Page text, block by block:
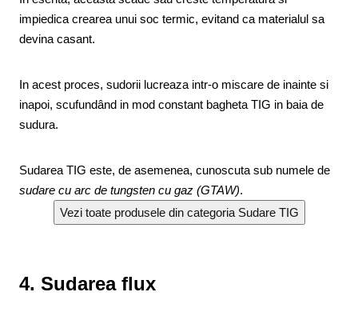
impiedica crearea unui soc termic, evitand ca materialul sa
devina casant.
In acest proces, sudorii lucreaza intr-o miscare de inainte si
inapoi, scufundând in mod constant bagheta TIG in baia de
sudura.
Sudarea TIG este, de asemenea, cunoscuta sub numele de
sudare cu arc de tungsten cu gaz (GTAW).
4. Sudarea flux